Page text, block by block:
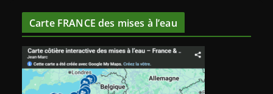
Carte FRANCE des mises à l’eau